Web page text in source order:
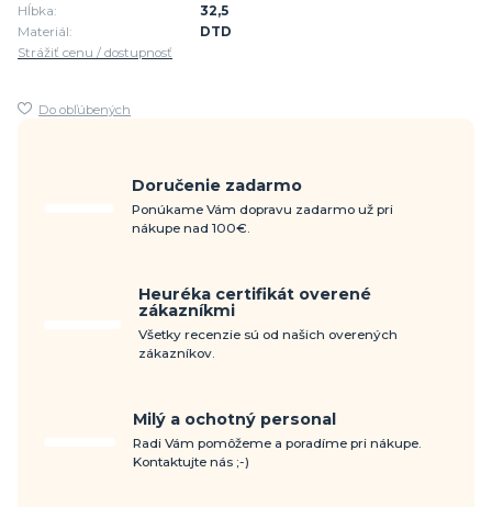
Hĺbka:
32,5
Materiál:
DTD
Strážiť cenu / dostupnosť
Do obľúbených
Doručenie zadarmo
Ponúkame Vám dopravu zadarmo už pri
nákupe nad 100€.
Heuréka certifikát overené
zákazníkmi
Všetky recenzie sú od našich overených
zákazníkov.
Milý a ochotný personal
Radi Vám pomôžeme a poradíme pri nákupe.
Kontaktujte nás ;-)